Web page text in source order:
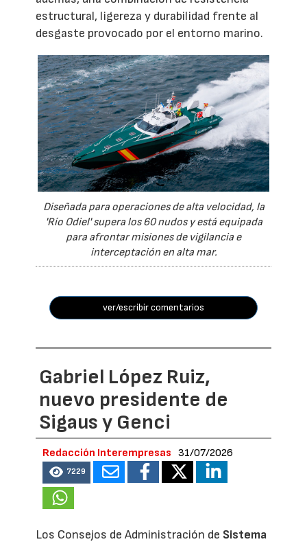
estructural, ligereza y durabilidad frente al
desgaste provocado por el entorno marino.
Diseñada para operaciones de alta velocidad, la
'Río Odiel' supera los 60 nudos y está equipada
para afrontar misiones de vigilancia e
interceptación en alta mar.
ver/escribir comentarios
Gabriel López Ruiz,
nuevo presidente de
Sigaus y Genci
Redacción Interempresas 31/07/2026
7229
Los Consejos de Administración de Sistema